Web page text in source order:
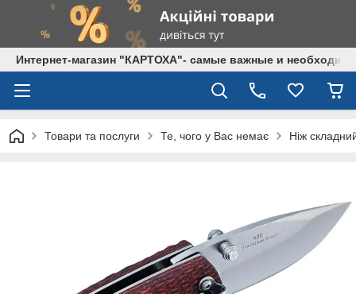
Интернет-магазин "КАРТОХА"- самые важные и
Товари та послуги Те, чого у Вас немає Ніж